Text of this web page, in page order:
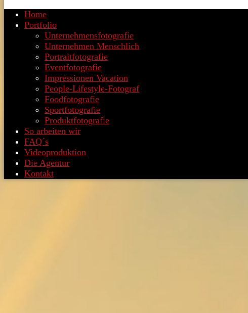
Home
Portfolio
Unternehmensfotografie
Unternehmen Menschlich
Portraitfotografie
Eventfotografie
Impressionen Vacation
People-Lifestyle-Fotograf
Foodfotografie
Sportfotografie
Produktfotografie
So arbeiten wir
FAQ´s
Videoproduktion
Die Agentur
Kontakt